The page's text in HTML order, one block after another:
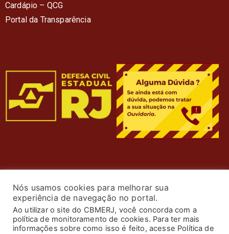
Cardápio – QCG
Portal da Transparência
Nós usamos cookies para melhorar sua
experiência de navegação no portal.
Ao utilizar o site do CBMERJ, você concorda com a
política de monitoramento de cookies. Para ter mais
informações sobre como isso é feito, acesse Política de